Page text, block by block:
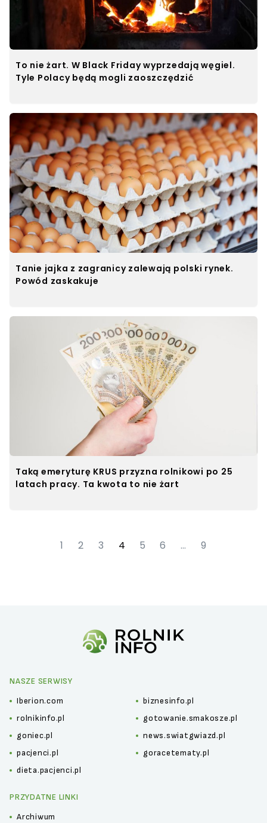
To nie żart. W Black Friday wyprzedają węgiel.
Tyle Polacy będą mogli zaoszczędzić
Tanie jajka z zagranicy zalewają polski rynek.
Powód zaskakuje
Taką emeryturę KRUS przyzna rolnikowi po 25
latach pracy. Ta kwota to nie żart
1 2 3 4 5 6 … 9
NASZE SERWISY
Iberion.com
biznesinfo.pl
rolnikinfo.pl
gotowanie.smakosze.pl
goniec.pl
news.swiatgwiazd.pl
pacjenci.pl
goracetematy.pl
dieta.pacjenci.pl
PRZYDATNE LINKI
Archiwum